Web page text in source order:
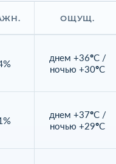
ОЩУЩ.
днем +36°C /
ночью +30°C
днем +37°C /
ночью +29°C